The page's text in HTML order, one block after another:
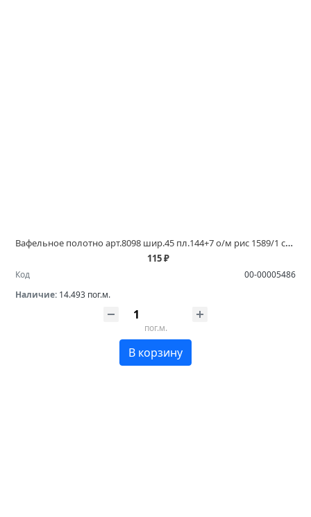
Вафельное полотно арт.8098 шир.45 пл.144+7 о/м рис 1589/1 специи купить в магазинах Белово и Ленинск Кузнецком
115 ₽
Код
00-00005486
Наличие: 14.493 пог.м.
пог.м.
В корзину